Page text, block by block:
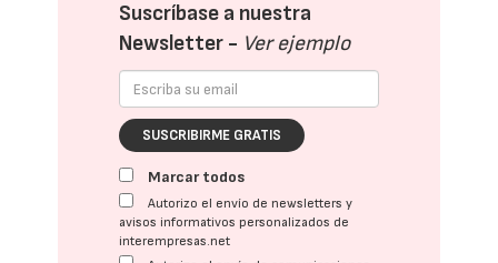
Suscríbase a nuestra
Newsletter - Ver ejemplo
SUSCRIBIRME GRATIS
Marcar todos
Autorizo el envío de newsletters y
avisos informativos personalizados de
interempresas.net